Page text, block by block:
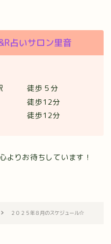
占いサロン里音
駅 徒歩５分
歩12分
徒歩12分
よりお待ちしています！
２０２５年８月のスケジュール☆